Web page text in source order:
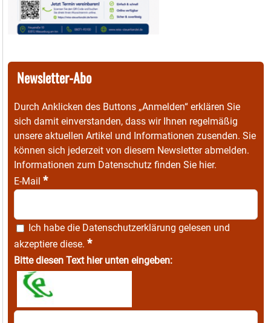
Newsletter-Abo
Durch Anklicken des Buttons „Anmelden“ erklären Sie
sich damit einverstanden, dass wir Ihnen regelmäßig
unsere aktuellen Artikel und Informationen zusenden. Sie
können sich jederzeit von diesem Newsletter abmelden.
Informationen zum Datenschutz finden Sie hier.
E-Mail *
Ich habe die Datenschutzerklärung gelesen und
akzeptiere diese. *
Bitte diesen Text hier unten eingeben: